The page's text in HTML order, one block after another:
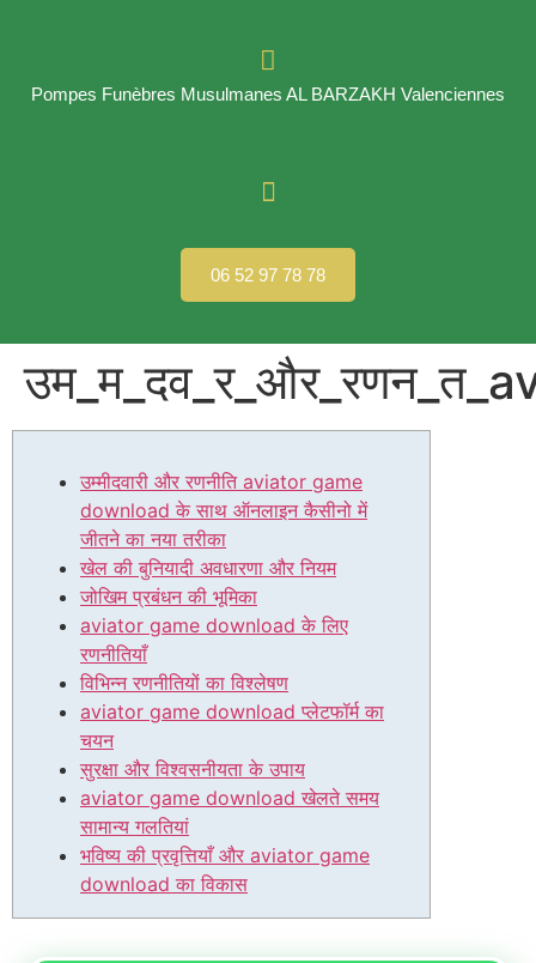
Pompes Funèbres Musulmanes AL BARZAKH Valenciennes
06 52 97 78 78
उम्मीदवारी और रणनीति aviator game
download के साथ ऑनलाइन कैसीनो में
जीतने का नया तरीका
खेल की बुनियादी अवधारणा और नियम
जोखिम प्रबंधन की भूमिका
aviator game download के लिए
रणनीतियाँ
विभिन्न रणनीतियों का विश्लेषण
aviator game download प्लेटफॉर्म का
चयन
सुरक्षा और विश्वसनीयता के उपाय
aviator game download खेलते समय
सामान्य गलतियां
भविष्य की प्रवृत्तियाँ और aviator game
download का विकास